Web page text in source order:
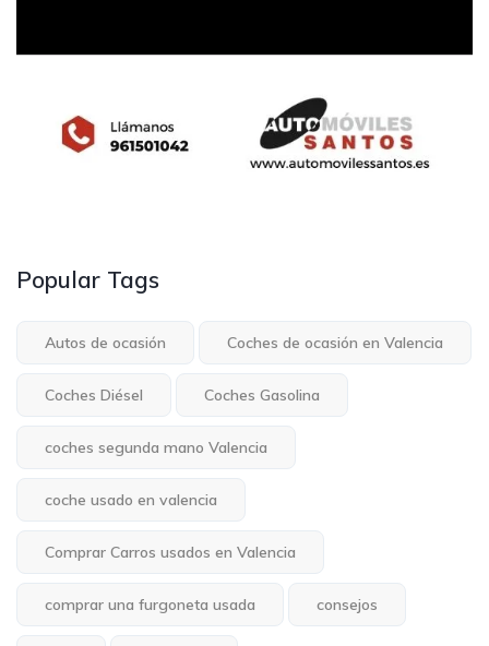
Popular Tags
Autos de ocasión Coches de ocasión en Valencia
Coches Diésel Coches Gasolina
coches segunda mano Valencia
coche usado en valencia
Comprar Carros usados en Valencia
comprar una furgoneta usada consejos